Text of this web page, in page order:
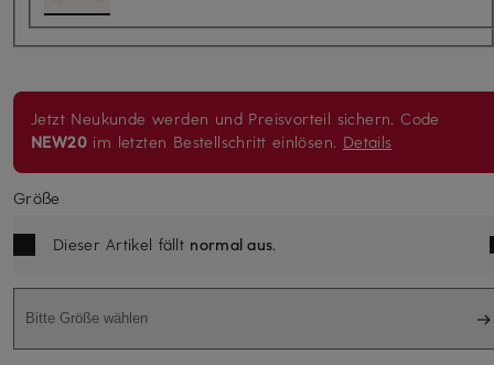
Jetzt Neukunde werden und Preisvorteil sichern. Code
NEW20 im letzten Bestellschritt einlösen. Details
Größe
Dieser Artikel fällt normal aus.
Bitte Größe wählen